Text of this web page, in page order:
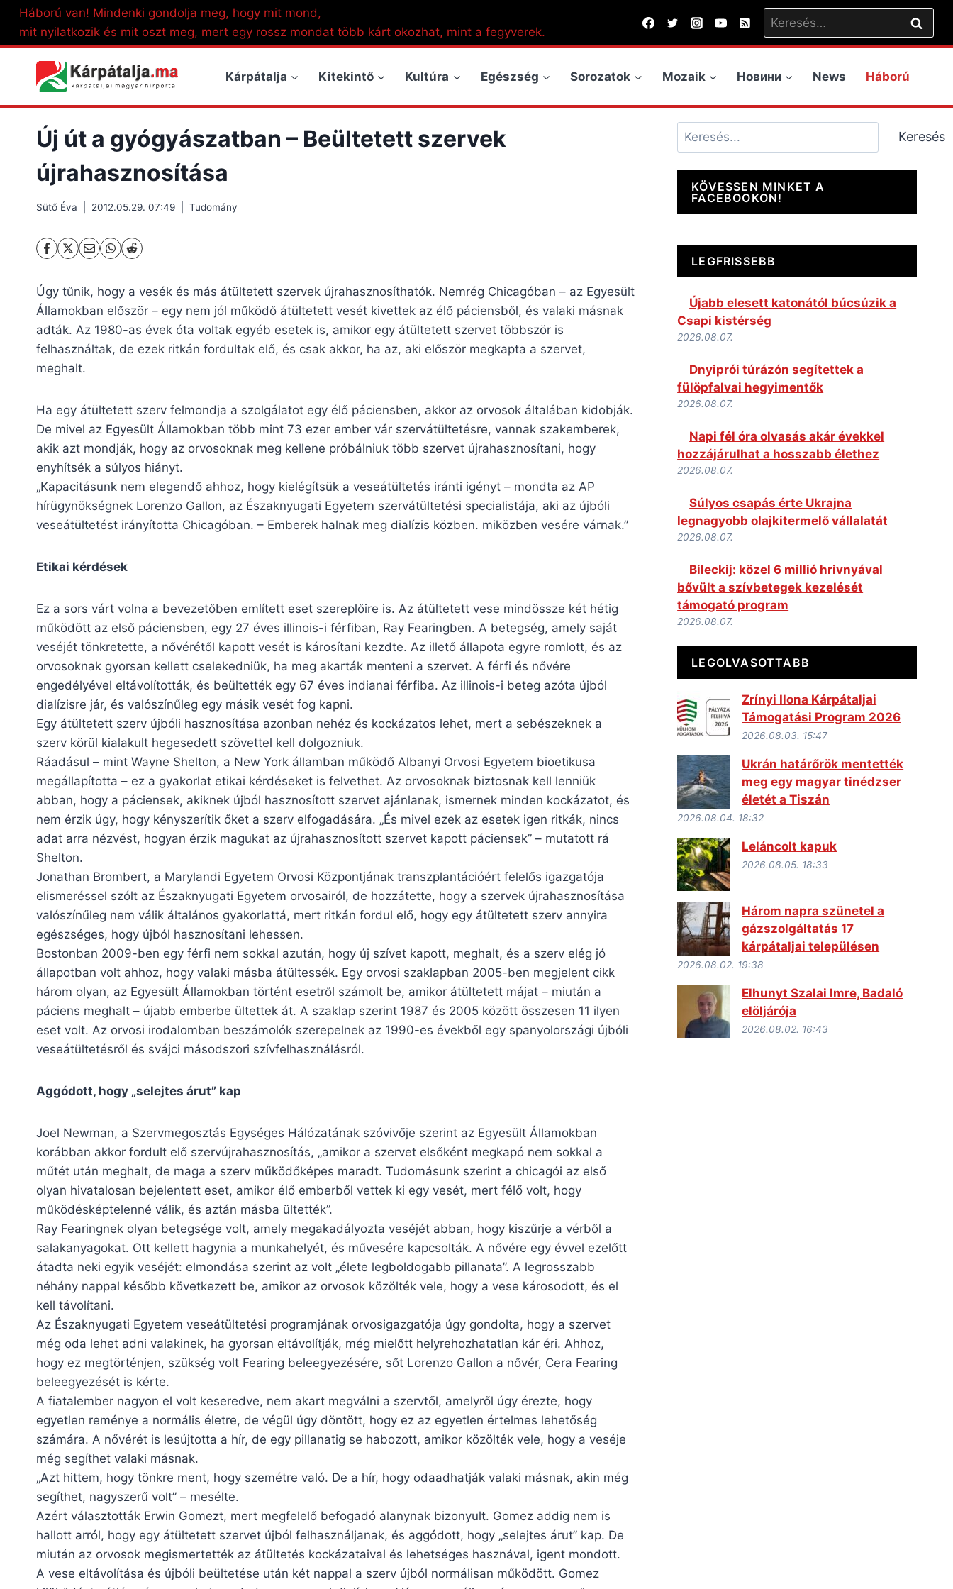
Skip
content
Háború van! Mindenki gondolja meg, hogy mit mond,
mit nyilatkozik és mit oszt meg, mert egy rossz mondat több kárt okozhat, mint a fegyverek.
Keresés:
Kárpátalja Kitekintő Kultúra Egészség Sorozatok Mozaik Новини News Háború
Új út a gyógyászatban – Beültetett szervek
újrahasznosítása
Sütő Éva 2012.05.29. 07:49 Tudomány
Úgy tűnik, hogy a vesék és más átültetett szervek újrahasznosíthatók. Nemrég Chicagóban – az Egyesült
Államokban először – egy nem jól működő átültetett vesét kivettek az élő páciensből, és valaki másnak
adták. Az 1980-as évek óta voltak egyéb esetek is, amikor egy átültetett szervet többször is
felhasználtak, de ezek ritkán fordultak elő, és csak akkor, ha az, aki először megkapta a szervet,
meghalt.
Ha egy átültetett szerv felmondja a szolgálatot egy élő páciensben, akkor az orvosok általában kidobják.
De mivel az Egyesült Államokban több mint 73 ezer ember vár szervátültetésre, vannak szakemberek,
akik azt mondják, hogy az orvosoknak meg kellene próbálniuk több szervet újrahasznosítani, hogy
enyhítsék a súlyos hiányt.
„Kapacitásunk nem elegendő ahhoz, hogy kielégítsük a veseátültetés iránti igényt – mondta az AP
hírügynökségnek Lorenzo Gallon, az Északnyugati Egyetem szervátültetési specialistája, aki az újbóli
veseátültetést irányította Chicagóban. – Emberek halnak meg dialízis közben. miközben vesére várnak.”
Etikai kérdések
Ez a sors várt volna a bevezetőben említett eset szereplőire is. Az átültetett vese mindössze két hétig
működött az első páciensben, egy 27 éves illinois-i férfiban, Ray Fearingben. A betegség, amely saját
veséjét tönkretette, a nővérétől kapott vesét is károsítani kezdte. Az illető állapota egyre romlott, és az
orvosoknak gyorsan kellett cselekedniük, ha meg akarták menteni a szervet. A férfi és nővére
engedélyével eltávolították, és beültették egy 67 éves indianai férfiba. Az illinois-i beteg azóta újból
dialízisre jár, és valószínűleg egy másik vesét fog kapni.
Egy átültetett szerv újbóli hasznosítása azonban nehéz és kockázatos lehet, mert a sebészeknek a
szerv körül kialakult hegesedett szövettel kell dolgozniuk.
Ráadásul – mint Wayne Shelton, a New York államban működő Albanyi Orvosi Egyetem bioetikusa
megállapította – ez a gyakorlat etikai kérdéseket is felvethet. Az orvosoknak biztosnak kell lenniük
abban, hogy a páciensek, akiknek újból hasznosított szervet ajánlanak, ismernek minden kockázatot, és
nem érzik úgy, hogy kényszerítik őket a szerv elfogadására. „És mivel ezek az esetek igen ritkák, nincs
adat arra nézvést, hogyan érzik magukat az újrahasznosított szervet kapott páciensek” – mutatott rá
Shelton.
Jonathan Brombert, a Marylandi Egyetem Orvosi Központjának transzplantációért felelős igazgatója
elismeréssel szólt az Északnyugati Egyetem orvosairól, de hozzátette, hogy a szervek újrahasznosítása
valószínűleg nem válik általános gyakorlattá, mert ritkán fordul elő, hogy egy átültetett szerv annyira
egészséges, hogy újból hasznosítani lehessen.
Bostonban 2009-ben egy férfi nem sokkal azután, hogy új szívet kapott, meghalt, és a szerv elég jó
állapotban volt ahhoz, hogy valaki másba átültessék. Egy orvosi szaklapban 2005-ben megjelent cikk
három olyan, az Egyesült Államokban történt esetről számolt be, amikor átültetett májat – miután a
páciens meghalt – újabb emberbe ültettek át. A szaklap szerint 1987 és 2005 között összesen 11 ilyen
eset volt. Az orvosi irodalomban beszámolók szerepelnek az 1990-es évekből egy spanyolországi újbóli
veseátültetésről és svájci másodszori szívfelhasználásról.
Aggódott, hogy „selejtes árut” kap
Joel Newman, a Szervmegosztás Egységes Hálózatának szóvivője szerint az Egyesült Államokban
korábban akkor fordult elő szervújrahasznosítás, „amikor a szervet elsőként megkapó nem sokkal a
műtét után meghalt, de maga a szerv működőképes maradt. Tudomásunk szerint a chicagói az első
olyan hivatalosan bejelentett eset, amikor élő emberből vettek ki egy vesét, mert félő volt, hogy
működésképtelenné válik, és aztán másba ültették”.
Ray Fearingnek olyan betegsége volt, amely megakadályozta veséjét abban, hogy kiszűrje a vérből a
salakanyagokat. Ott kellett hagynia a munkahelyét, és művesére kapcsolták. A nővére egy évvel ezelőtt
átadta neki egyik veséjét: elmondása szerint az volt „élete legboldogabb pillanata”. A legrosszabb
néhány nappal később következett be, amikor az orvosok közölték vele, hogy a vese károsodott, és el
kell távolítani.
Az Északnyugati Egyetem veseátültetési programjának orvosigazgatója úgy gondolta, hogy a szervet
még oda lehet adni valakinek, ha gyorsan eltávolítják, még mielőtt helyrehozhatatlan kár éri. Ahhoz,
hogy ez megtörténjen, szükség volt Fearing beleegyezésére, sőt Lorenzo Gallon a nővér, Cera Fearing
beleegyezését is kérte.
A fiatalember nagyon el volt keseredve, nem akart megválni a szervtől, amelyről úgy érezte, hogy
egyetlen reménye a normális életre, de végül úgy döntött, hogy ez az egyetlen értelmes lehetőség
számára. A nővérét is lesújtotta a hír, de egy pillanatig se habozott, amikor közölték vele, hogy a veséje
még segíthet valaki másnak.
„Azt hittem, hogy tönkre ment, hogy szemétre való. De a hír, hogy odaadhatják valaki másnak, akin még
segíthet, nagyszerű volt” – mesélte.
Azért választották Erwin Gomezt, mert megfelelő befogadó alanynak bizonyult. Gomez addig nem is
hallott arról, hogy egy átültetett szervet újból felhasználjanak, és aggódott, hogy „selejtes árut” kap. De
miután az orvosok megismertették az átültetés kockázataival és lehetséges hasznával, igent mondott.
A vese eltávolítása és újbóli beültetése után két nappal a szerv újból normálisan működött. Gomez
Keresés Keresés
KÖVESSEN MINKET A
FACEBOOKON!
LEGFRISSEBB
Újabb elesett katonától búcsúzik a
Csapi kistérség
2026.08.07.
Dnyiprói túrázón segítettek a
fülöpfalvai hegyimentők
2026.08.07.
Napi fél óra olvasás akár évekkel
hozzájárulhat a hosszabb élethez
2026.08.07.
Súlyos csapás érte Ukrajna
legnagyobb olajkitermelő vállalatát
2026.08.07.
Bileckij: közel 6 millió hrivnyával
bővült a szívbetegek kezelését
támogató program
2026.08.07.
LEGOLVASOTTABB
Zrínyi Ilona Kárpátaljai
Támogatási Program 2026
2026.08.03. 15:47
Ukrán határőrök mentették
meg egy magyar tinédzser
életét a Tiszán
2026.08.04. 18:32
Leláncolt kapuk
2026.08.05. 18:33
Három napra szünetel a
gázszolgáltatás 17
kárpátaljai településen
2026.08.02. 19:38
Elhunyt Szalai Imre, Badaló
elöljárója
2026.08.02. 16:43